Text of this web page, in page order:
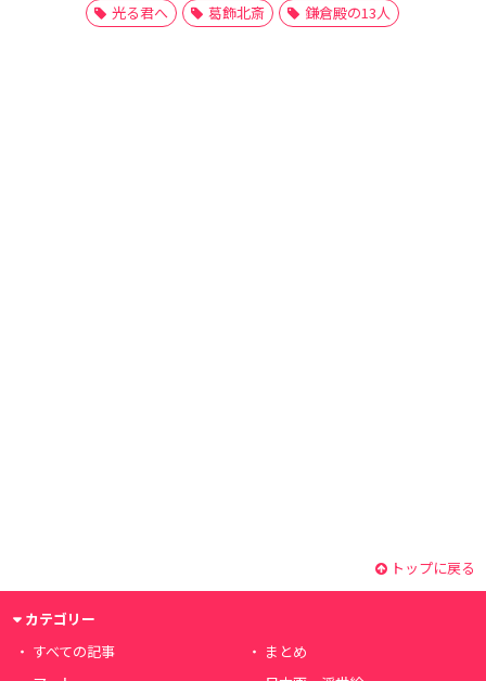
光る君へ
葛飾北斎 鎌倉殿の13人
トップに戻る
カテゴリー
すべての記事
まとめ